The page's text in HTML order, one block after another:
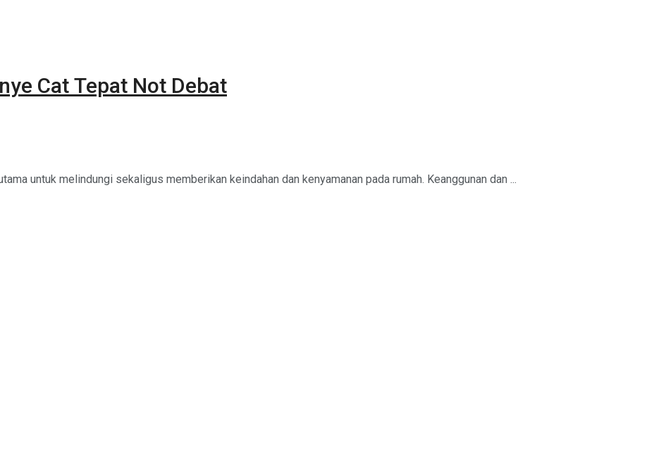
Cat Tepat Not Debat
untuk melindungi sekaligus memberikan keindahan dan kenyamanan pada rumah. Keanggunan dan ...